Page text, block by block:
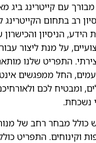
עם קייטרינג ביג
רב בתחום הקייטרינג
הידע, הניסיון
על מנת ליצור
התפריט שלנו
החל ממפגשים
ומבטיח לכם
נשכחת.
כולל מבחר רחב של
וקינוחים. התפריט